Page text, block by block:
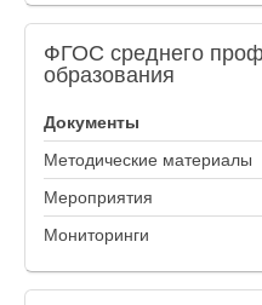
ФГОС среднего
образования
Документы
Методические материалы
Мероприятия
Мониторинги